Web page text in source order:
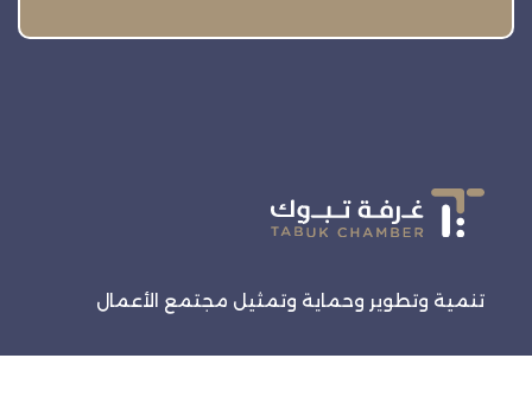
تنمية وتطوير وحماية وتمثيل مجتمع الأعمال